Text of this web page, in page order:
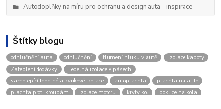
Autodoplňky na míru pro ochranu a design auta - inspirace
Štítky blogu
odhlučnění auta odhlučnění tlumení hluku v autě
izolace kapoty
Zateplení dodávky
Tepelná izolace v pásech
samolepící tepelné a zvukové izolace
autoplachta
plachta na auto
plachta proti kroupám
izolace motoru kryty kol
poklice na kola